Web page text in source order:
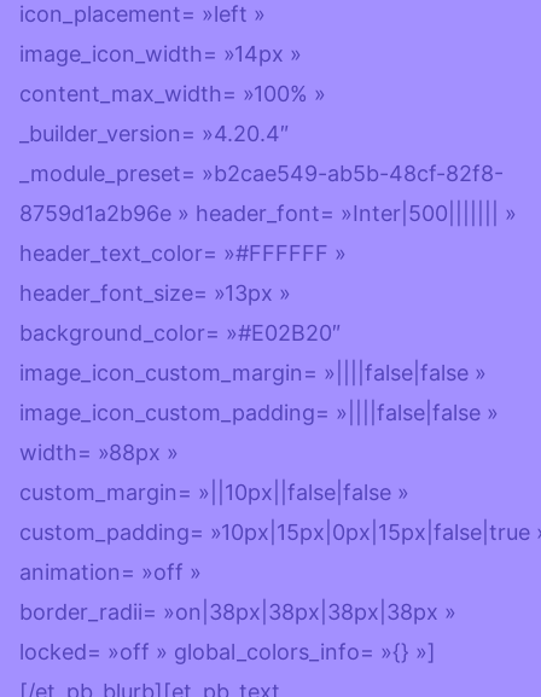
icon_placement= »left »
image_icon_width= »14px »
content_max_width= »100% »
_builder_version= »4.20.4″
_module_preset= »b2cae549-ab5b-48cf-82f8-
8759d1a2b96e » header_font= »Inter|500||||||| »
header_text_color= »#FFFFFF »
header_font_size= »13px »
background_color= »#E02B20″
image_icon_custom_margin= »||||false|false »
image_icon_custom_padding= »||||false|false »
width= »88px »
custom_margin= »||10px||false|false »
custom_padding= »10px|15px|0px|15px|false|true
animation= »off »
border_radii= »on|38px|38px|38px|38px »
locked= »off » global_colors_info= »{} »]
[/et_pb_blurb][et_pb_text